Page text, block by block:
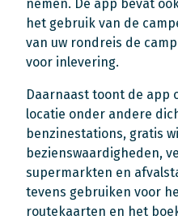
nemen. De app bevat
het gebruik van de
van uw rondreis de
voor inlevering.
Daarnaast toont de app
locatie onder andere
benzinestations, gratis
bezienswaardigheden,
supermarkten en
tevens gebruiken voor
routekaarten en het